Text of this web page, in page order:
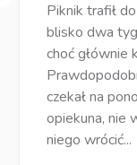
Piknik trafił
blisko dwa
choć głównie
czekał na
opiekuna, nie
niego wrócić...